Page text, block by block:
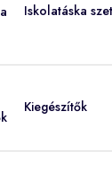
Iskolatáska
Kiegészítők